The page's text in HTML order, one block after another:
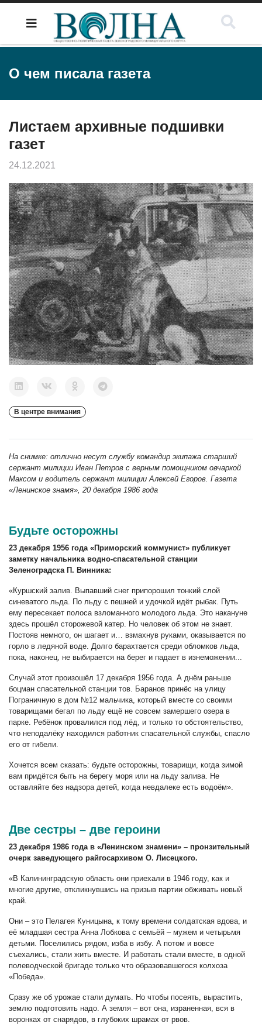
О чем писала газета
Листаем архивные подшивки
газет
24.12.2021
В центре внимания
На снимке: отлично несут службу командир экипажа старший
сержант милиции Иван Петров с верным помощником овчаркой
Максом и водитель сержант милиции Алексей Егоров. Газета
«Ленинское знамя», 20 декабря 1986 года
Будьте осторожны
23 декабря 1956 года «Приморский коммунист» публикует
заметку начальника водно-спасательной станции
Зеленоградска П. Винника:
«Куршский залив. Выпавший снег припорошил тонкий слой
синеватого льда. По льду с пешней и удочкой идёт рыбак. Путь
ему пересекает полоса взломанного молодого льда. Это накануне
здесь прошёл сторожевой катер. Но человек об этом не знает.
Постояв немного, он шагает и… взмахнув руками, оказывается по
горло в ледяной воде. Долго барахтается среди обломков льда,
пока, наконец, не выбирается на берег и падает в изнеможении...
Случай этот произошёл 17 декабря 1956 года. А днём раньше
боцман спасательной станции тов. Баранов принёс на улицу
Пограничную в дом №12 мальчика, который вместе со своими
товарищами бегал по льду ещё не совсем замершего озера в
парке. Ребёнок провалился под лёд, и только то обстоятельство,
что неподалёку находился работник спасательной службы, спасло
его от гибели.
Хочется всем сказать: будьте осторожны, товарищи, когда зимой
вам придётся быть на берегу моря или на льду залива. Не
оставляйте без надзора детей, когда невдалеке есть водоём».
Две сестры – две героини
23 декабря 1986 года в «Ленинском знамени» – пронзительный
очерк заведующего райгосархивом О. Лисецкого.
«В Калининградскую область они приехали в 1946 году, как и
многие другие, откликнувшись на призыв партии обживать новый
край.
Они – это Пелагея Куницына, к тому времени солдатская вдова, и
её младшая сестра Анна Лобкова с семьёй – мужем и четырьмя
детьми. Поселились рядом, изба в избу. А потом и вовсе
съехались, стали жить вместе. И работать стали вместе, в одной
полеводческой бригаде только что образовавшегося колхоза
«Победа».
Сразу же об урожае стали думать. Но чтобы посеять, вырастить,
землю подготовить надо. А земля – вот она, израненная, вся в
воронках от снарядов, в глубоких шрамах от рвов.